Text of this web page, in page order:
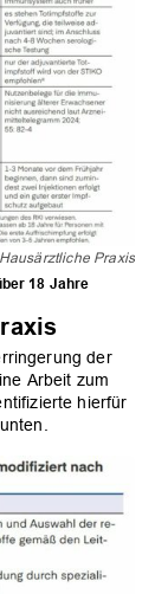
Praxis
18 Jahre
der
Arbeit zum
hierfür